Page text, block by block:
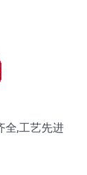
全,工艺先进